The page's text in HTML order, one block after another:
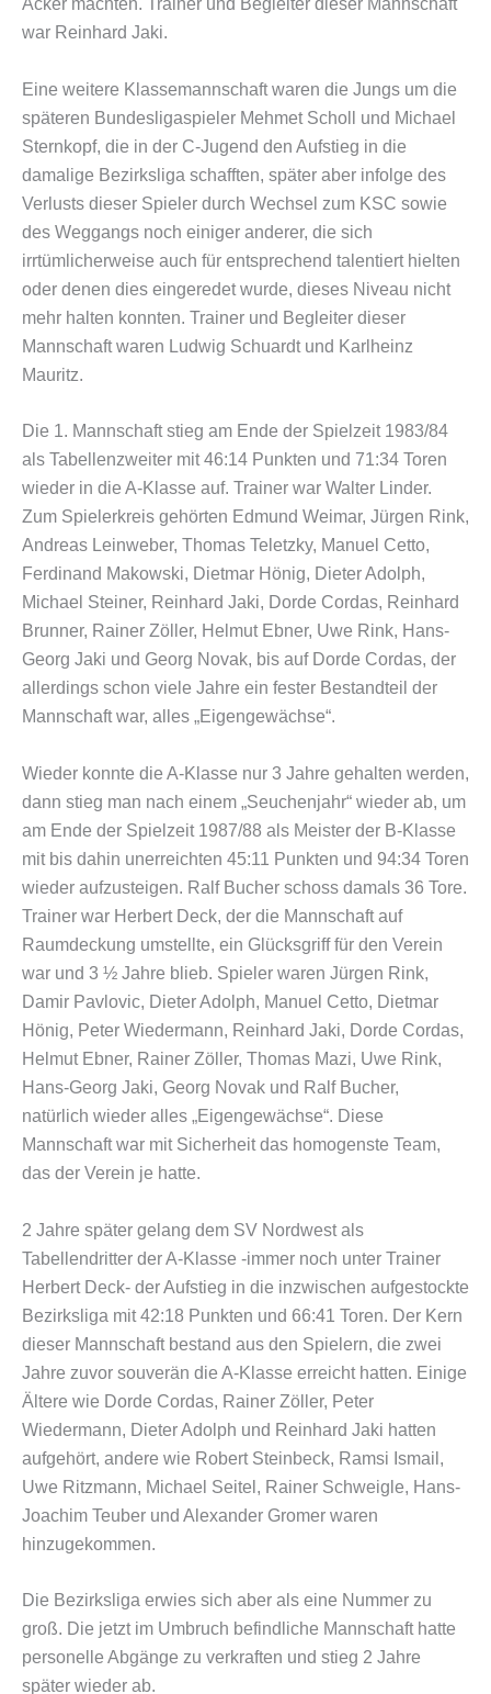
Acker machten. Trainer und Begleiter dieser Mannschaft
war Reinhard Jaki.
Eine weitere Klassemannschaft waren die Jungs um die
späteren Bundesligaspieler Mehmet Scholl und Michael
Sternkopf, die in der C-Jugend den Aufstieg in die
damalige Bezirksliga schafften, später aber infolge des
Verlusts dieser Spieler durch Wechsel zum KSC sowie
des Weggangs noch einiger anderer, die sich
irrtümlicherweise auch für entsprechend talentiert hielten
oder denen dies eingeredet wurde, dieses Niveau nicht
mehr halten konnten. Trainer und Begleiter dieser
Mannschaft waren Ludwig Schuardt und Karlheinz
Mauritz.
Die 1. Mannschaft stieg am Ende der Spielzeit 1983/84
als Tabellenzweiter mit 46:14 Punkten und 71:34 Toren
wieder in die A-Klasse auf. Trainer war Walter Linder.
Zum Spielerkreis gehörten Edmund Weimar, Jürgen Rink,
Andreas Leinweber, Thomas Teletzky, Manuel Cetto,
Ferdinand Makowski, Dietmar Hönig, Dieter Adolph,
Michael Steiner, Reinhard Jaki, Dorde Cordas, Reinhard
Brunner, Rainer Zöller, Helmut Ebner, Uwe Rink, Hans-
Georg Jaki und Georg Novak, bis auf Dorde Cordas, der
allerdings schon viele Jahre ein fester Bestandteil der
Mannschaft war, alles „Eigengewächse“.
Wieder konnte die A-Klasse nur 3 Jahre gehalten werden,
dann stieg man nach einem „Seuchenjahr“ wieder ab, um
am Ende der Spielzeit 1987/88 als Meister der B-Klasse
mit bis dahin unerreichten 45:11 Punkten und 94:34 Toren
wieder aufzusteigen. Ralf Bucher schoss damals 36 Tore.
Trainer war Herbert Deck, der die Mannschaft auf
Raumdeckung umstellte, ein Glücksgriff für den Verein
war und 3 ½ Jahre blieb. Spieler waren Jürgen Rink,
Damir Pavlovic, Dieter Adolph, Manuel Cetto, Dietmar
Hönig, Peter Wiedermann, Reinhard Jaki, Dorde Cordas,
Helmut Ebner, Rainer Zöller, Thomas Mazi, Uwe Rink,
Hans-Georg Jaki, Georg Novak und Ralf Bucher,
natürlich wieder alles „Eigengewächse“. Diese
Mannschaft war mit Sicherheit das homogenste Team,
das der Verein je hatte.
2 Jahre später gelang dem SV Nordwest als
Tabellendritter der A-Klasse -immer noch unter Trainer
Herbert Deck- der Aufstieg in die inzwischen aufgestockte
Bezirksliga mit 42:18 Punkten und 66:41 Toren. Der Kern
dieser Mannschaft bestand aus den Spielern, die zwei
Jahre zuvor souverän die A-Klasse erreicht hatten. Einige
Ältere wie Dorde Cordas, Rainer Zöller, Peter
Wiedermann, Dieter Adolph und Reinhard Jaki hatten
aufgehört, andere wie Robert Steinbeck, Ramsi Ismail,
Uwe Ritzmann, Michael Seitel, Rainer Schweigle, Hans-
Joachim Teuber und Alexander Gromer waren
hinzugekommen.
Die Bezirksliga erwies sich aber als eine Nummer zu
groß. Die jetzt im Umbruch befindliche Mannschaft hatte
personelle Abgänge zu verkraften und stieg 2 Jahre
später wieder ab.